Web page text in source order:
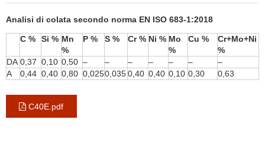
Analisi di colata secondo norma EN ISO 683-1:2018
C % Si % Mn
%
P % S % Cr % Ni % Mo
%
Cu %
Cr+Mo+Ni
%
DA 0,37 0,10 0,50 – – – – – –
–
A
0,44 0,40 0,80 0,0250,0350,40 0,40 0,10 0,30 0,63
C40E.pdf